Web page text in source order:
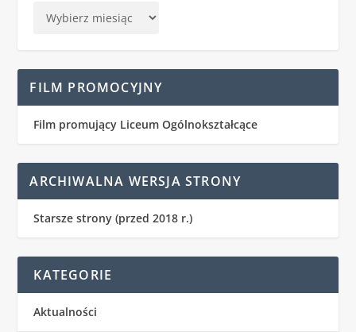
FILM PROMOCYJNY
Film promujący Liceum Ogólnokształcące
ARCHIWALNA WERSJA STRONY
Starsze strony (przed 2018 r.)
KATEGORIE
Aktualności